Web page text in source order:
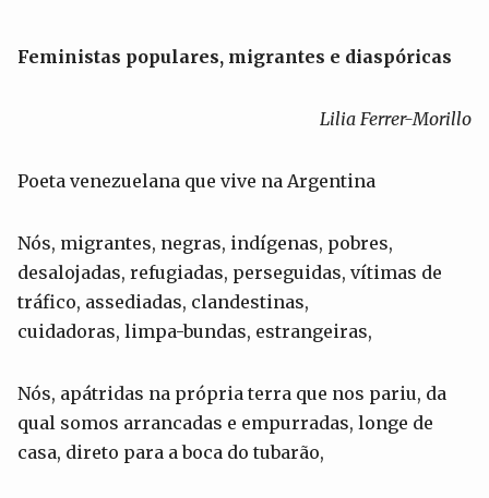
Feministas populares, migrantes e diaspóricas
Lilia Ferrer-Morillo
Poeta venezuelana que vive na Argentina
Nós, migrantes, negras, indígenas, pobres,
desalojadas, refugiadas, perseguidas, vítimas de
tráfico, assediadas, clandestinas,
cuidadoras, limpa-bundas, estrangeiras,
Nós, apátridas na própria terra que nos pariu, da
qual somos arrancadas e empurradas, longe de
casa, direto para a boca do tubarão,